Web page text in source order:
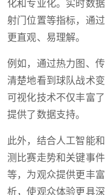
化和专业化。实时数
射门位置等指标，通
更直观、易理解。
例如，通过热力图、
清楚地看到球队战术
可视化技术不仅丰富
提供了数据支持。
此外，结合人工智能
测比赛走势和关键事
等，为观众提供更丰